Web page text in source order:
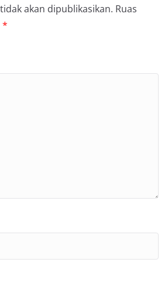
akan dipublikasikan. Ruas
*